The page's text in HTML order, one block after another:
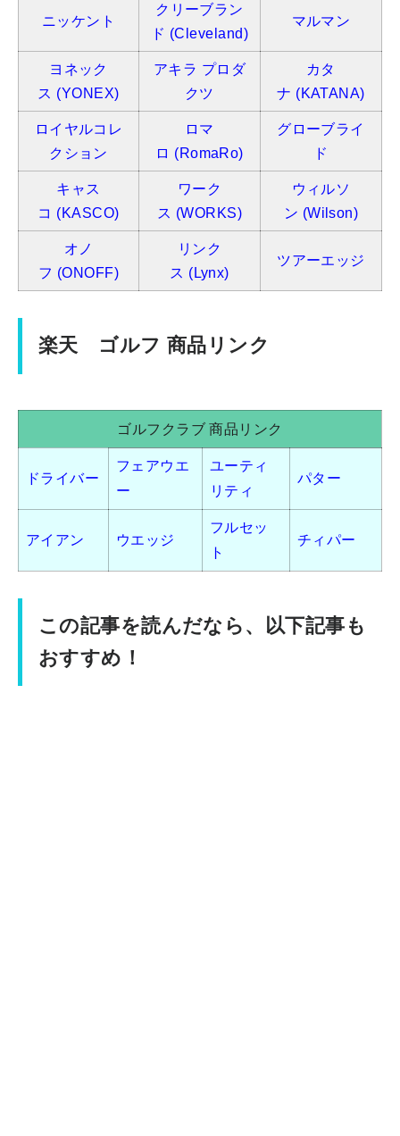
ニッケント
クリーブラン
ド (Cleveland)
マルマン
ヨネック
ス (YONEX)
アキラ プロダ
クツ
カタ
ナ (KATANA)
ロイヤルコレ
クション
ロマ
ロ (RomaRo)
グローブライ
ド
キャス
コ (KASCO)
ワーク
ス (WORKS)
ウィルソ
ン (Wilson)
オノ
フ (ONOFF)
リンク
ス (Lynx)
ツアーエッジ
楽天 ゴルフ 商品リンク
ゴルフクラブ 商品リンク
ドライバー
フェアウエ
ー
ユーティ
リティ
パター
アイアン ウエッジ
フルセッ
ト
チィパー
この記事を読んだなら、以下記事も
おすすめ！